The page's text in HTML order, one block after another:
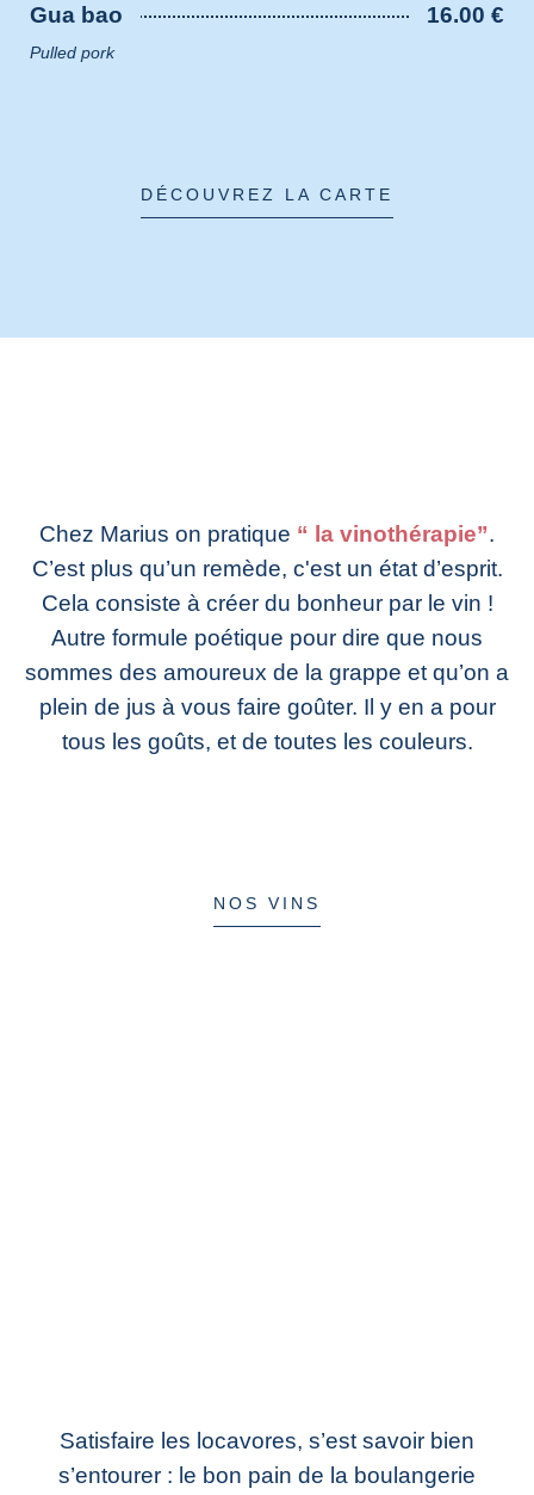
Gua bao 16.00 €
Pulled pork
DÉCOUVREZ LA CARTE
Chez Marius on pratique “ la vinothérapie”.
C’est plus qu’un remède, c'est un état d’esprit.
Cela consiste à créer du bonheur par le vin !
Autre formule poétique pour dire que nous
sommes des amoureux de la grappe et qu’on a
plein de jus à vous faire goûter. Il y en a pour
tous les goûts, et de toutes les couleurs.
NOS VINS
Satisfaire les locavores, s’est savoir bien
s’entourer : le bon pain de la boulangerie